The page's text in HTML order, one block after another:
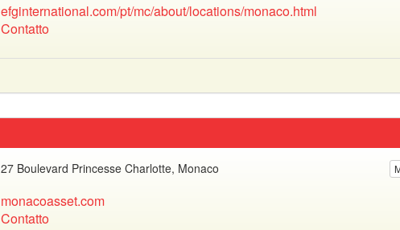
efginternational.com/pt/mc/about/locations/monaco.html
Contatto
27 Boulevard Princesse Charlotte, Monaco
monacoasset.com
Contatto